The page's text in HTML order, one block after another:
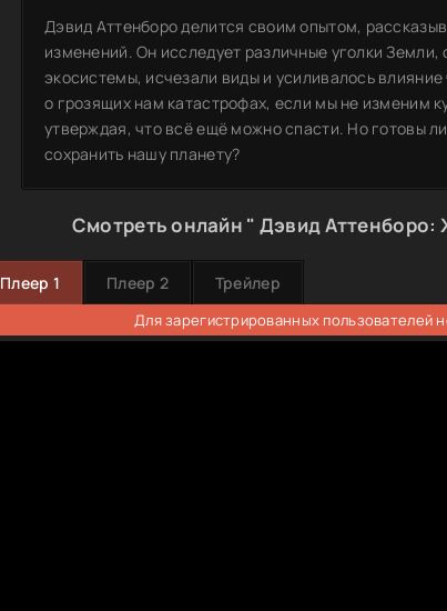
Дэвид Аттенборо делится своим опытом,
изменений. Он исследует различные уголки
экосистемы, исчезали виды и усиливалось
о грозящих нам катастрофах, если мы не изменим
утверждая, что всё ещё можно спасти. Но готовы
сохранить нашу планету?
Смотреть онлайн " Дэвид Аттенборо:
Плеер 1 Плеер 2 Трейлер
Для зарегистрированных пользователей